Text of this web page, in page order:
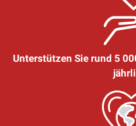
Unterstützen Sie rund 5